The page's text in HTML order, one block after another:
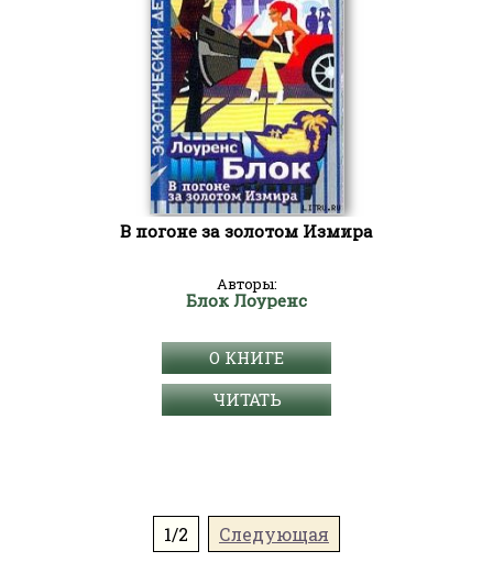
В погоне за золотом Измира
Авторы:
Блок Лоуренс
О КНИГЕ
ЧИТАТЬ
1/2 Следующая